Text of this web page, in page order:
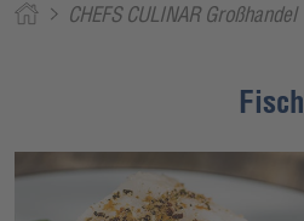
CHEFS CULINAR Großhandel
Fisch